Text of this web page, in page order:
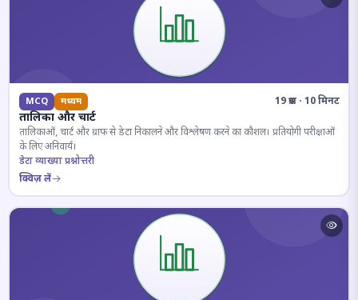
MCQ मध्यम 19 प्रश्न · 10 मिनट
तालिका और चार्ट
तालिकाओं, चार्ट और ग्राफ से डेटा निकालने और विश्लेषण करने का कौशल। प्रतियोगी परीक्षाओं
के लिए अनिवार्य।
डेटा व्याख्या प्रश्नोत्तरी
क्विज़ लें